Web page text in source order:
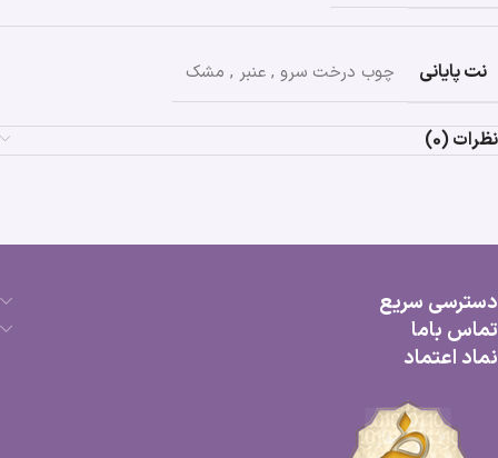
نت پایانی چوب درخت سرو , عنبر , مشک
نظرات (0)
دسترسی سریع
تماس باما
نماد اعتماد